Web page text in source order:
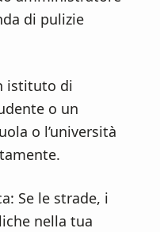
di pulizie
istituto di
o un
o l’università
Se le strade, i
nella tua